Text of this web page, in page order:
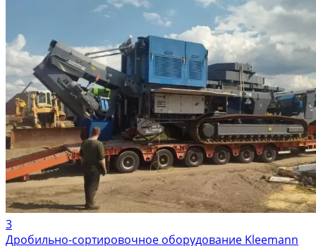
3
Дробильно-сортировочное оборудование Kleemann